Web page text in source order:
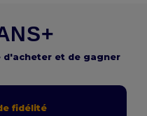
d'acheter et de gagner
fidélité